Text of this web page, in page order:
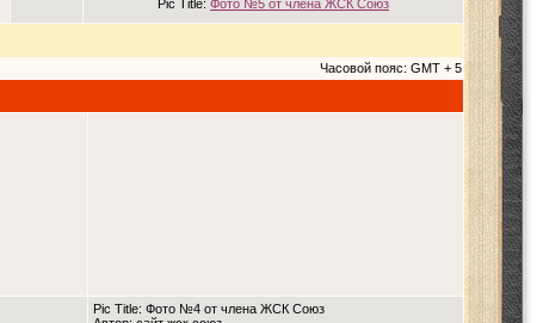
Pic Title: Фото №5 от члена ЖСК Союз
Часовой пояс: GMT + 5
Pic Title: Фото №4 от члена ЖСК Союз